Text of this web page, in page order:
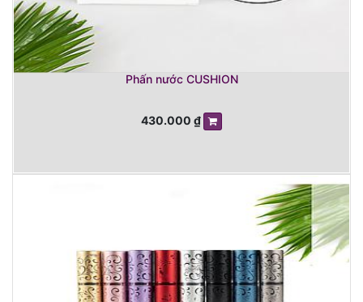
Phấn nước CUSHION
430.000 ₫